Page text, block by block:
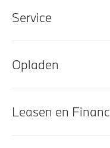
Automatische
Galvanische
Service
Opladen
Leasen en